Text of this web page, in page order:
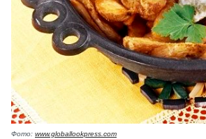
Фото: www.globallookpress.com